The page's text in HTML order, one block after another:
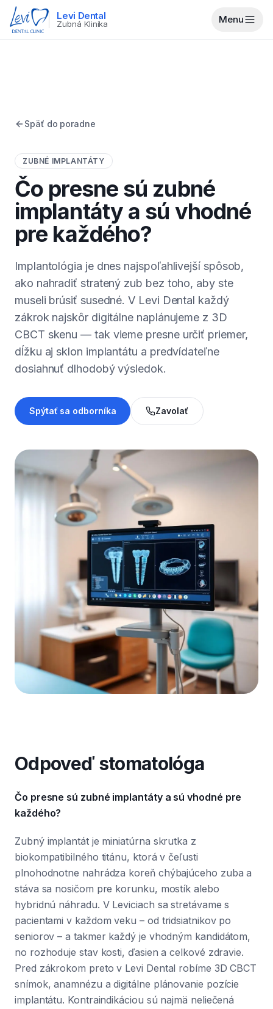
Levi Dental
Zubná Klinika Menu
Späť do poradne
ZUBNÉ IMPLANTÁTY
Čo presne sú zubné
implantáty a sú vhodné
pre každého?
Implantológia je dnes najspoľahlivejší spôsob,
ako nahradiť stratený zub bez toho, aby ste
museli brúsiť susedné. V Levi Dental každý
zákrok najskôr digitálne naplánujeme z 3D
CBCT skenu — tak vieme presne určiť priemer,
dĺžku aj sklon implantátu a predvídateľne
dosiahnuť dlhodobý výsledok.
Spýtať sa odborníka Zavolať
Odpoveď stomatológa
Čo presne sú zubné implantáty a sú vhodné pre
každého?
Zubný implantát je miniatúrna skrutka z
biokompatibilného titánu, ktorá v čeľusti
plnohodnotne nahrádza koreň chýbajúceho zuba a
stáva sa nosičom pre korunku, mostík alebo
hybridnú náhradu. V Leviciach sa stretávame s
pacientami v každom veku – od tridsiatnikov po
seniorov – a takmer každý je vhodným kandidátom,
no rozhoduje stav kosti, ďasien a celkové zdravie.
Pred zákrokom preto v Levi Dental robíme 3D CBCT
snímok, anamnézu a digitálne plánovanie pozície
implantátu. Kontraindikáciou sú najmä neliečená